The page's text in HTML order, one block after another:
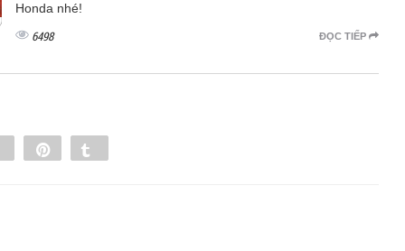
Honda nhé!
ĐỌC TIẾP
6498
Share